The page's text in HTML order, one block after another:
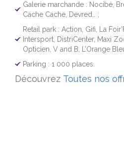
Galerie marchande : Nocibé,
Cache Cache, Devred… ;
Retail park : Action, Gifi, La
Intersport, DistriCenter, Maxi
Opticien, V and B, L’Orange
Parking : 1 000 places.
Découvrez Toutes nos